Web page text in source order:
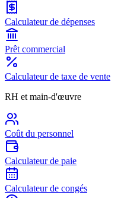
Calculateur de dépenses
Prêt commercial
Calculateur de taxe de vente
RH et main-d'œuvre
Coût du personnel
Calculateur de paie
Calculateur de congés